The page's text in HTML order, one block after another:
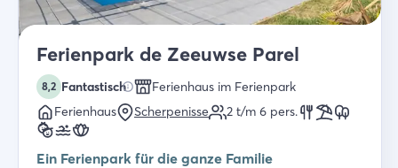
Ferienpark de Zeeuwse Parel
8,2 Fantastisch
Ferienhaus im Ferienpark
Ferienhaus
Scherpenisse 2 t/m 6 pers.
Ein Ferienpark für die ganze Familie